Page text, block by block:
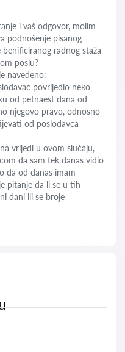
i vaš odgovor, molim
podnošenje pisanog
radnog staža
poslu?
navedeno:
povrijedio neko
od petnaest dana od
njegovo pravo, odnosno
od poslodavca
vrijedi u ovom slučaju,
da sam tek danas vidio
da od danas imam
pitanje da li se u tih
dani ili se broje